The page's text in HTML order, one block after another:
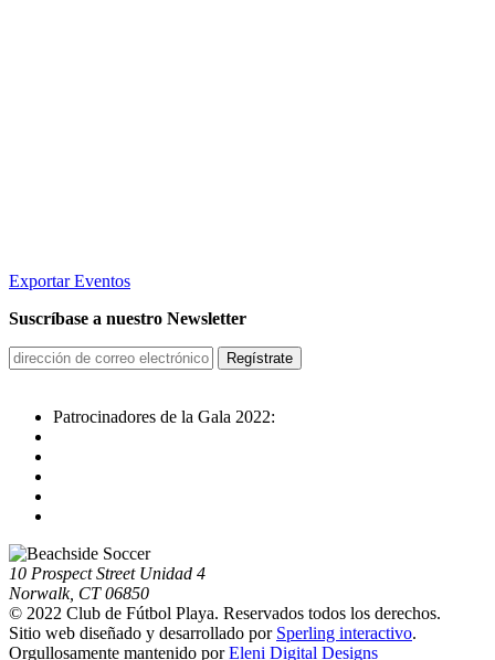
Exportar Eventos
Suscríbase a nuestro Newsletter
Patrocinadores de la Gala 2022:
10 Prospect Street Unidad 4
Norwalk, CT 06850
© 2022 Club de Fútbol Playa. Reservados todos los derechos.
Sitio web diseñado y desarrollado por Sperling interactivo.
Orgullosamente mantenido porEleni Digital Designs